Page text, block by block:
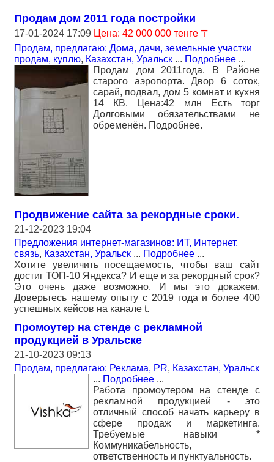
Продам дом 2011 года постройки
17-01-2024 17:09 Цена: 42 000 000 тенге 〒
Продам, предлагаю: Дома, дачи, земельные участки
продам, куплю, Казахстан, Уральск ... Подробнее ...
Продам дом 2011года. В Районе
старого аэропорта. Двор 6 соток,
сарай, подвал, дом 5 комнат и кухня
14 КВ. Цена:42 млн Есть торг
Долговыми обязательствами не
обременён. Подробнее.
Продвижение сайта за рекордные сроки.
21-12-2023 19:04
Предложения интернет-магазинов: ИТ, Интернет,
связь, Казахстан, Уральск ... Подробнее ...
Хотите увеличить посещаемость, чтобы ваш сайт
достиг ТОП-10 Яндекса? И еще и за рекордный срок?
Это очень даже возможно. И мы это докажем.
Доверьтесь нашему опыту с 2019 года и более 400
успешных кейсов на канале t.
Промоутер на стенде с рекламной
продукцией в Уральске
21-10-2023 09:13
Продам, предлагаю: Реклама, PR, Казахстан, Уральск
... Подробнее ...
Работа промоутером на стенде с
рекламной продукцией - это
отличный способ начать карьеру в
сфере продаж и маркетинга.
Требуемые навыки *
Коммуникабельность,
ответственность и пунктуальность.